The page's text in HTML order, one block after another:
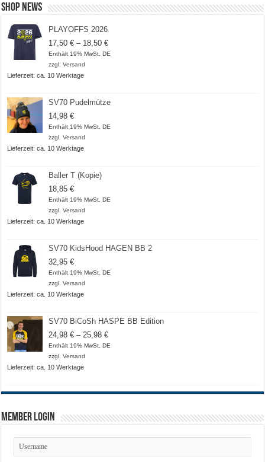
Shop News
PLAYOFFS 2026
17,50€ – 18,50€Preisspanne:
17,50 €
Enthält 19% MwSt. DE
zzgl.Versand
Lieferzeit: ca. 10 Werktage
SV70 Pudelmütze
14,98€
Enthält 19% MwSt. DE
zzgl.Versand
Lieferzeit: ca. 10 Werktage
Baller T (Kopie)
18,85€
Enthält 19% MwSt. DE
zzgl.Versand
Lieferzeit: ca. 10 Werktage
SV70 KidsHood HAGEN BB 2
32,95€
Enthält 19% MwSt. DE
zzgl.Versand
Lieferzeit: ca. 10 Werktage
SV70 BiCoSh HASPE BB Edition
24,98€ – 25,98€Preisspanne:
24,98 €
Enthält 19% MwSt. DE
zzgl.Versand
Lieferzeit: ca. 10 Werktage
Member Login